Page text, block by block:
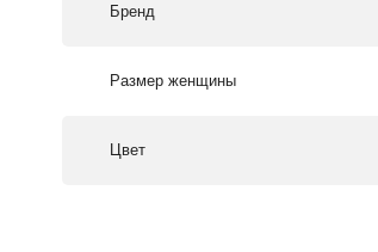
Бренд
Размер женщины
Цвет